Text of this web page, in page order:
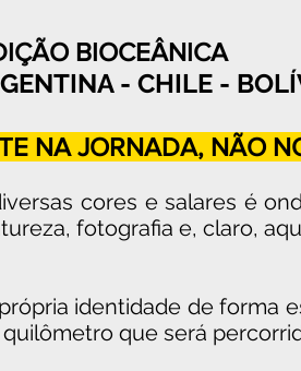
BIOCEÂNICA
- CHILE -
NA JORNADA, NÃO
cores e salares é
fotografia e, claro,
identidade de forma
que será